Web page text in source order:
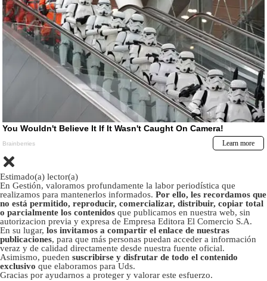
Estimado(a) lector(a)
En Gestión, valoramos profundamente la labor periodística que
realizamos para mantenerlos informados. Por ello, les recordamos que
no está permitido, reproducir, comercializar, distribuir, copiar total
o parcialmente los contenidos que publicamos en nuestra web, sin
autorizacion previa y expresa de Empresa Editora El Comercio S.A.
En su lugar, los invitamos a compartir el enlace de nuestras
publicaciones, para que más personas puedan acceder a información
veraz y de calidad directamente desde nuestra fuente oficial.
Asimismo, pueden suscribirse y disfrutar de todo el contenido
exclusivo que elaboramos para Uds.
Gracias por ayudarnos a proteger y valorar este esfuerzo.